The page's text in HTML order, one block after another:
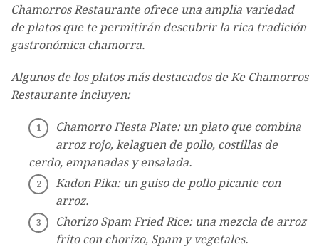
Chamorros Restaurante ofrece una amplia variedad
de platos que te permitirán descubrir la rica tradición
gastronómica chamorra.
Algunos de los platos más destacados de Ke Chamorros
Restaurante incluyen:
Chamorro Fiesta Plate: un plato que combina
arroz rojo, kelaguen de pollo, costillas de
cerdo, empanadas y ensalada.
Kadon Pika: un guiso de pollo picante con
arroz.
Chorizo ​​Spam Fried Rice: una mezcla de arroz
frito con chorizo, Spam y vegetales.